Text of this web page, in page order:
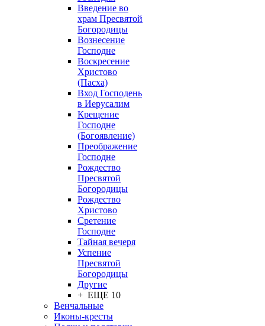
Введение во
храм Пресвятой
Богородицы
Вознесение
Господне
Воскресение
Христово
(Пасха)
Вход Господень
в Иерусалим
Крещение
Господне
(Богоявление)
Преображение
Господне
Рождество
Пресвятой
Богородицы
Рождество
Христово
Сретение
Господне
Тайная вечеря
Успение
Пресвятой
Богородицы
Другие
+ ЕЩЕ 10
Венчальные
Иконы-кресты